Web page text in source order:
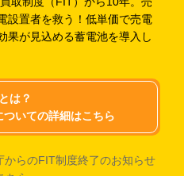
設置者を救う！低単価で売電
果が見込める蓄電池を導入し
は？
いての詳細はこちら
らのFIT制度終了のお知らせ